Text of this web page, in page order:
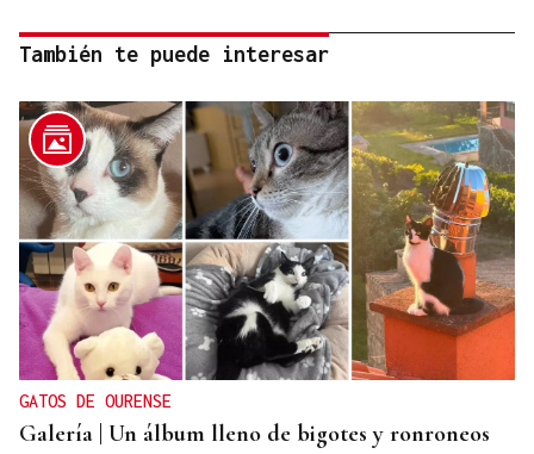
También te puede interesar
GATOS DE OURENSE
Galería | Un álbum lleno de bigotes y ronroneos